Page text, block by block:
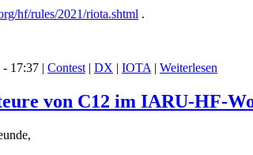
hf/rules/2021/riota.shtml .
17:37 | Contest | DX | IOTA | Weiterlesen
von C12 im IARU-HF-